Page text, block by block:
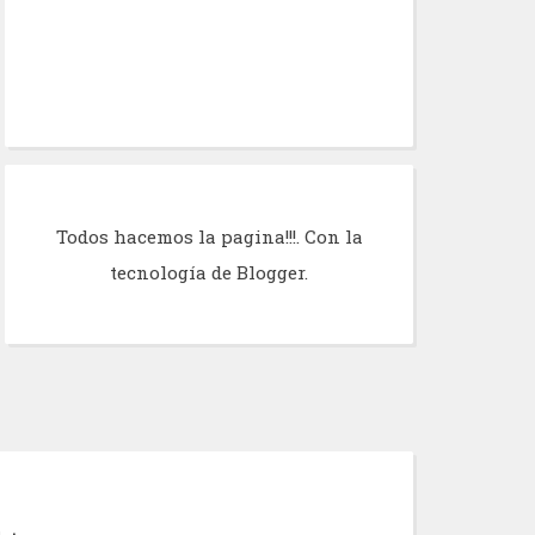
Todos hacemos la pagina!!!. Con la
tecnología de Blogger.